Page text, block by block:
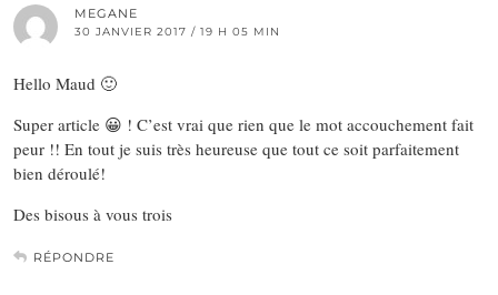
MEGANE
30 JANVIER 2017 / 19 H 05 MIN
Hello Maud 🙂
Super article 😀 ! C’est vrai que rien que le mot accouchement fait
peur !! En tout je suis très heureuse que tout ce soit parfaitement
bien déroulé!
Des bisous à vous trois
RÉPONDRE